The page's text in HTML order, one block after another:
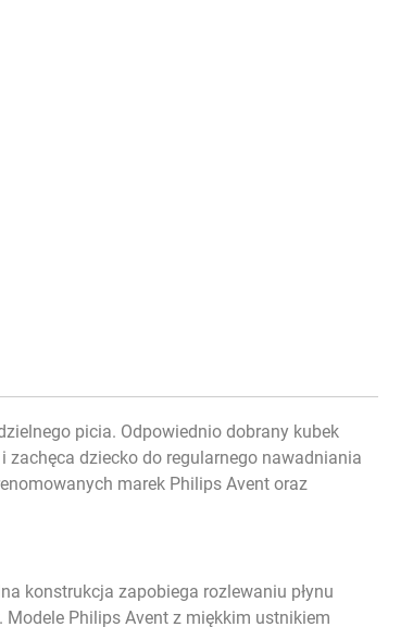
picia. Odpowiednio dobrany kubek
zachęca dziecko do regularnego nawadniania
marek Philips Avent oraz
konstrukcja zapobiega rozlewaniu płynu
Philips Avent z miękkim ustnikiem